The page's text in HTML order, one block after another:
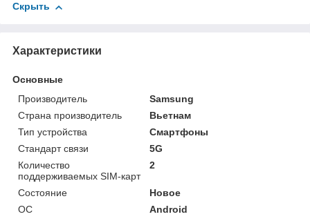
Скрыть
Характеристики
Основные
Производитель
Samsung
Страна производитель
Вьетнам
Тип устройства
Смартфоны
Стандарт связи
5G
Количество
поддерживаемых SIM-карт
2
Состояние
Новое
ОС
Android